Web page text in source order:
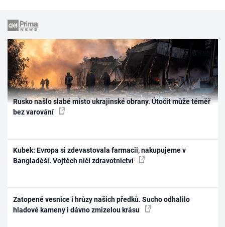
Rusko našlo slabé místo ukrajinské obrany. Útočit může téměř
bez varování
Kubek: Evropa si zdevastovala farmacii, nakupujeme v
Bangladéši. Vojtěch ničí zdravotnictví
Zatopené vesnice i hrůzy našich předků. Sucho odhalilo
hladové kameny i dávno zmizelou krásu